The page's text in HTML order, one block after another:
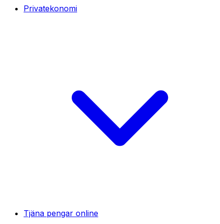
Privatekonomi
Tjäna pengar online